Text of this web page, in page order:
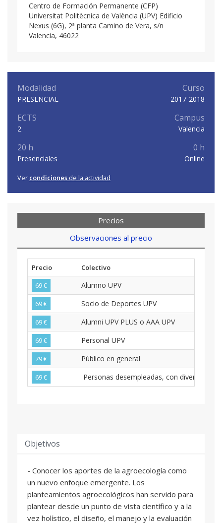
Centro de Formación Permanente (CFP)
Universitat Politècnica de València (UPV) Edificio
Nexus (6G), 2ª planta Camino de Vera, s/n
Valencia, 46022
Modalidad
PRESENCIAL
Curso
2017-2018
ECTS
2
Campus
Valencia
20 h
Presenciales
0 h
Online
Ver condiciones de la actividad
Precios
Observaciones al precio
Precio
Colectivo
69 €
Alumno UPV
69 € Socio de Deportes UPV
69 € Alumni UPV PLUS o AAA UPV
69 € Personal UPV
79 € Público en general
69 € Personas desempleadas, con diversidad
Objetivos
- Conocer los aportes de la agroecología como
un nuevo enfoque emergente. Los
planteamientos agroecológicos han servido para
plantear desde un punto de vista científico y a la
vez holístico, el diseño, el manejo y la evaluación